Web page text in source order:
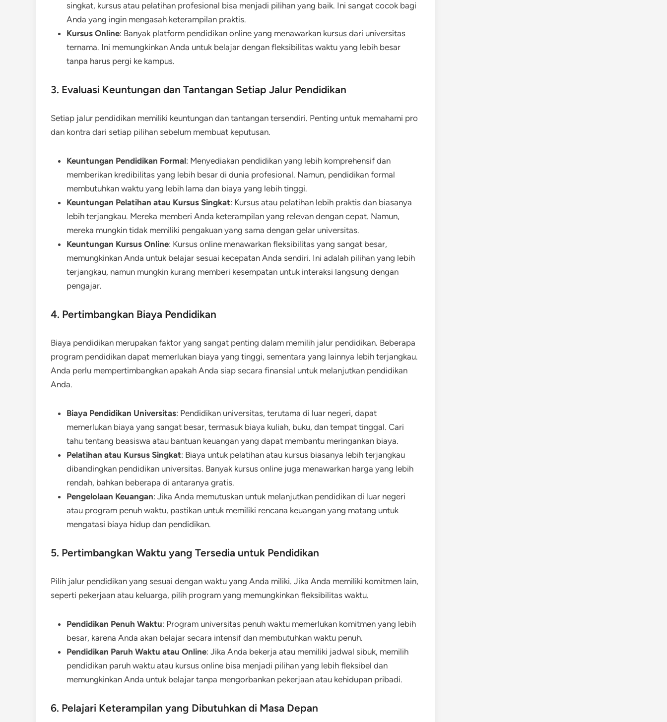
singkat, kursus atau pelatihan profesional bisa menjadi pilihan yang baik. Ini sangat cocok bagi
Anda yang ingin mengasah keterampilan praktis.
Kursus Online: Banyak platform pendidikan online yang menawarkan kursus dari universitas
ternama. Ini memungkinkan Anda untuk belajar dengan fleksibilitas waktu yang lebih besar
tanpa harus pergi ke kampus.
3. Evaluasi Keuntungan dan Tantangan Setiap Jalur Pendidikan
Setiap jalur pendidikan memiliki keuntungan dan tantangan tersendiri. Penting untuk memahami pro
dan kontra dari setiap pilihan sebelum membuat keputusan.
Keuntungan Pendidikan Formal: Menyediakan pendidikan yang lebih komprehensif dan
memberikan kredibilitas yang lebih besar di dunia profesional. Namun, pendidikan formal
membutuhkan waktu yang lebih lama dan biaya yang lebih tinggi.
Keuntungan Pelatihan atau Kursus Singkat: Kursus atau pelatihan lebih praktis dan biasanya
lebih terjangkau. Mereka memberi Anda keterampilan yang relevan dengan cepat. Namun,
mereka mungkin tidak memiliki pengakuan yang sama dengan gelar universitas.
Keuntungan Kursus Online: Kursus online menawarkan fleksibilitas yang sangat besar,
memungkinkan Anda untuk belajar sesuai kecepatan Anda sendiri. Ini adalah pilihan yang lebih
terjangkau, namun mungkin kurang memberi kesempatan untuk interaksi langsung dengan
pengajar.
4. Pertimbangkan Biaya Pendidikan
Biaya pendidikan merupakan faktor yang sangat penting dalam memilih jalur pendidikan. Beberapa
program pendidikan dapat memerlukan biaya yang tinggi, sementara yang lainnya lebih terjangkau.
Anda perlu mempertimbangkan apakah Anda siap secara finansial untuk melanjutkan pendidikan
Anda.
Biaya Pendidikan Universitas: Pendidikan universitas, terutama di luar negeri, dapat
memerlukan biaya yang sangat besar, termasuk biaya kuliah, buku, dan tempat tinggal. Cari
tahu tentang beasiswa atau bantuan keuangan yang dapat membantu meringankan biaya.
Pelatihan atau Kursus Singkat: Biaya untuk pelatihan atau kursus biasanya lebih terjangkau
dibandingkan pendidikan universitas. Banyak kursus online juga menawarkan harga yang lebih
rendah, bahkan beberapa di antaranya gratis.
Pengelolaan Keuangan: Jika Anda memutuskan untuk melanjutkan pendidikan di luar negeri
atau program penuh waktu, pastikan untuk memiliki rencana keuangan yang matang untuk
mengatasi biaya hidup dan pendidikan.
5. Pertimbangkan Waktu yang Tersedia untuk Pendidikan
Pilih jalur pendidikan yang sesuai dengan waktu yang Anda miliki. Jika Anda memiliki komitmen lain,
seperti pekerjaan atau keluarga, pilih program yang memungkinkan fleksibilitas waktu.
Pendidikan Penuh Waktu: Program universitas penuh waktu memerlukan komitmen yang lebih
besar, karena Anda akan belajar secara intensif dan membutuhkan waktu penuh.
Pendidikan Paruh Waktu atau Online: Jika Anda bekerja atau memiliki jadwal sibuk, memilih
pendidikan paruh waktu atau kursus online bisa menjadi pilihan yang lebih fleksibel dan
memungkinkan Anda untuk belajar tanpa mengorbankan pekerjaan atau kehidupan pribadi.
6. Pelajari Keterampilan yang Dibutuhkan di Masa Depan